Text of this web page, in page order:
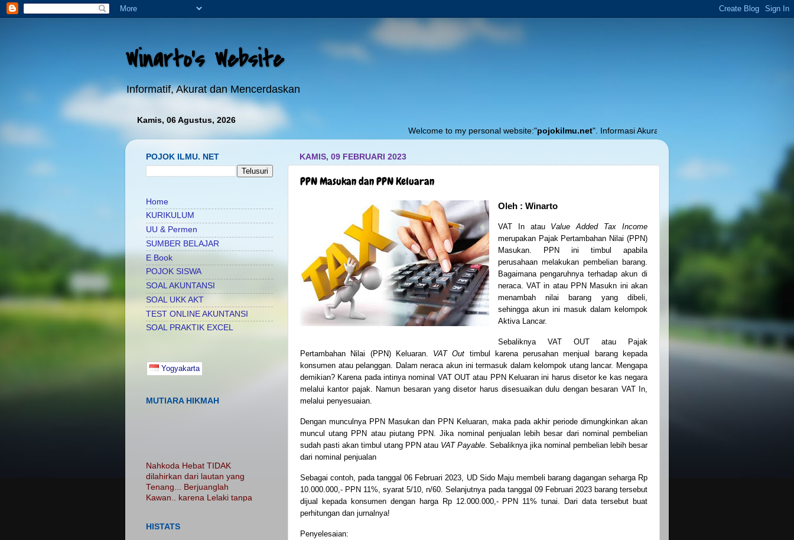
Winarto's Website
Informatif, Akurat dan Mencerdaskan
Kamis, 06 Agustus, 2026
Welcome to my personal website:"pojokilmu.net". Informasi Akurat Seputar Pendidikan, Pembelajaran dan
KAMIS, 09 FEBRUARI 2023
PPN Masukan dan PPN Keluaran
Oleh : Winarto
VAT In atau Value Added Tax Income
merupakan Pajak Pertambahan Nilai (PPN)
Masukan. PPN ini timbul apabila
perusahaan melakukan pembelian barang.
Bagaimana pengaruhnya terhadap akun di
neraca. VAT in atau PPN Masukn ini akan
menambah nilai barang yang dibeli,
sehingga akun ini masuk dalam kelompok
Aktiva Lancar.
Sebaliknya VAT OUT atau Pajak
Pertambahan Nilai (PPN) Keluaran. VAT Out timbul karena perusahan menjual barang kepada
konsumen atau pelanggan. Dalam neraca akun ini termasuk dalam kelompok utang lancar. Mengapa
demikian? Karena pada intinya nominal VAT OUT atau PPN Keluaran ini harus disetor ke kas negara
melalui kantor pajak. Namun besaran yang disetor harus disesuaikan dulu dengan besaran VAT In,
melalui penyesuaian.
Dengan munculnya PPN Masukan dan PPN Keluaran, maka pada akhir periode dimungkinkan akan
muncul utang PPN atau piutang PPN. Jika nominal penjualan lebih besar dari nominal pembelian
sudah pasti akan timbul utang PPN atau VAT Payable. Sebaliknya jika nominal pembelian lebih besar
dari nominal penjualan
Sebagai contoh, pada tanggal 06 Februari 2023, UD Sido Maju membeli barang dagangan seharga Rp
10.000.000,- PPN 11%, syarat 5/10, n/60. Selanjutnya pada tanggal 09 Februari 2023 barang tersebut
dijual kepada konsumen dengan harga Rp 12.000.000,- PPN 11% tunai. Dari data tersebut buat
perhitungan dan jurnalnya!
Penyelesaian:
POJOK ILMU. NET
Home
KURIKULUM
UU & Permen
SUMBER BELAJAR
E Book
POJOK SISWA
SOAL AKUNTANSI
SOAL UKK AKT
TEST ONLINE AKUNTANSI
SOAL PRAKTIK EXCEL
Yogyakarta
MUTIARA HIKMAH
dilahirkan dari lautan yang
Tenang... Berjuanglah
Kawan.. karena Lelaki tanpa
luka adalah Lelaki Tanpa
PROSES.. Jangan Hanya
HISTATS